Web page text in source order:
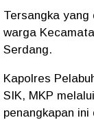
Tersangka yang
warga
Serdang.
Kapolres
SIK, MKP
penangkapan